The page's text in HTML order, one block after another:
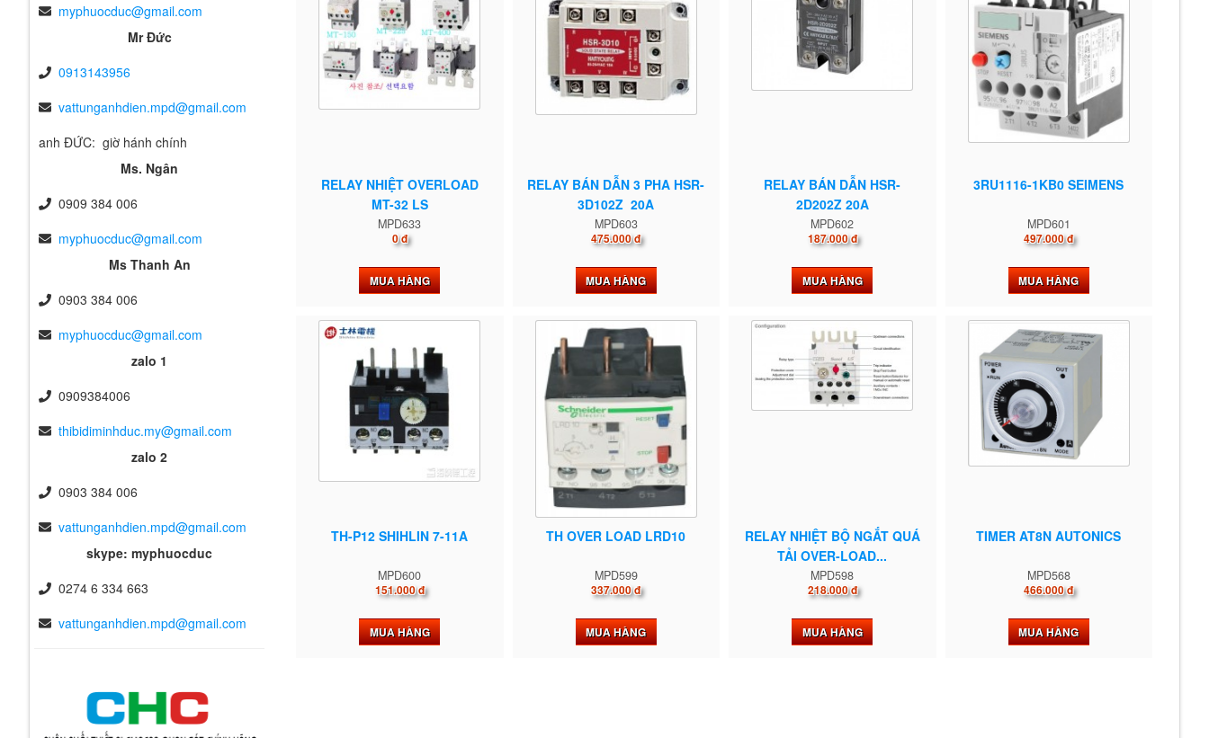
RELAY NHIỆT OVERLOAD
MT-32 LS
MPD633
0 đ
MUA HÀNG
RELAY BÁN DẪN 3 PHA HSR-
3D102Z 20A
MPD603
475.000 đ
MUA HÀNG
RELAY BÁN DẪN HSR-
2D202Z 20A
MPD602
187.000 đ
MUA HÀNG
3RU1116-1KB0 SEIMENS
MPD601
497.000 đ
MUA HÀNG
TH-P12 SHIHLIN 7-11A
MPD600
151.000 đ
MUA HÀNG
TH OVER LOAD LRD10
MPD599
337.000 đ
MUA HÀNG
RELAY NHIỆT BỘ NGẮT QUÁ
TẢI OVER-LOAD...
MPD598
218.000 đ
MUA HÀNG
TIMER AT8N AUTONICS
MPD568
466.000 đ
MUA HÀNG
myphuocduc@gmail.com
Mr Đức
0913143956
vattunganhdien.mpd@gmail.com
anh ĐỨC: giờ hánh chính
Ms. Ngân
0909 384 006
myphuocduc@gmail.com
Ms Thanh An
0903 384 006
myphuocduc@gmail.com
zalo 1
0909384006
thibidiminhduc.my@gmail.com
zalo 2
0903 384 006
vattunganhdien.mpd@gmail.com
skype: myphuocduc
0274 6 334 663
vattunganhdien.mpd@gmail.com